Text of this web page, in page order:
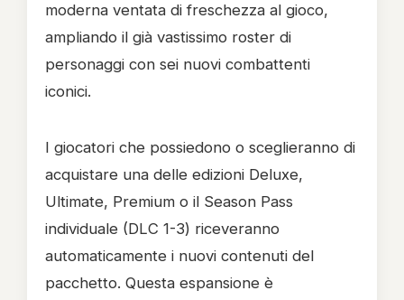
moderna ventata di freschezza al gioco,
ampliando il già vastissimo roster di
personaggi con sei nuovi combattenti
iconici.
I giocatori che possiedono o sceglieranno di
acquistare una delle edizioni Deluxe,
Ultimate, Premium o il Season Pass
individuale (DLC 1-3) riceveranno
automaticamente i nuovi contenuti del
pacchetto. Questa espansione è